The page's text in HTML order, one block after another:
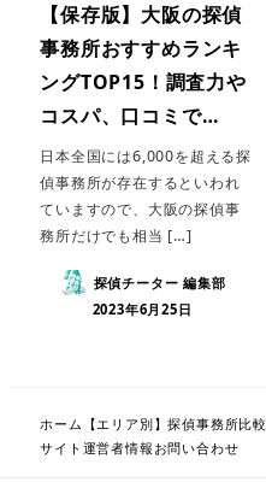
【保存版】大阪の探偵
事務所おすすめランキ
ングTOP15！調査力や
コスパ、口コミで…
日本全国には6,000を超える探
偵事務所が存在するといわれ
ていますので、大阪の探偵事
務所だけでも相当 […]
探偵チーター 編集部
2023年6月25日
ホーム 【エリア別】探偵事務所比較
サイト運営者情報 お問い合わせ